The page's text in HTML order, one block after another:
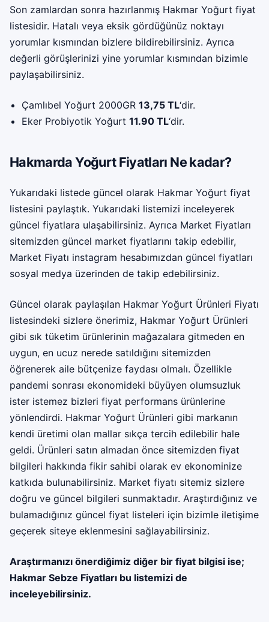
Son zamlardan sonra hazırlanmış Hakmar Yoğurt fiyat
listesidir. Hatalı veya eksik gördüğünüz noktayı
yorumlar kısmından bizlere bildirebilirsiniz. Ayrıca
değerli görüşlerinizi yine yorumlar kısmından bizimle
paylaşabilirsiniz.
Çamlıbel Yoğurt 2000GR 13,75 TL‘dir.
Eker Probiyotik Yoğurt 11.90 TL‘dir.
Hakmarda Yoğurt Fiyatları Ne kadar?
Yukarıdaki listede güncel olarak Hakmar Yoğurt fiyat
listesini paylaştık. Yukarıdaki listemizi inceleyerek
güncel fiyatlara ulaşabilirsiniz. Ayrıca Market Fiyatları
sitemizden güncel market fiyatlarını takip edebilir,
Market Fiyatı instagram hesabımızdan güncel fiyatları
sosyal medya üzerinden de takip edebilirsiniz.
Güncel olarak paylaşılan Hakmar Yoğurt Ürünleri Fiyatı
listesindeki sizlere önerimiz, Hakmar Yoğurt Ürünleri
gibi sık tüketim ürünlerinin mağazalara gitmeden en
uygun, en ucuz nerede satıldığını sitemizden
öğrenerek aile bütçenize faydası olmalı. Özellikle
pandemi sonrası ekonomideki büyüyen olumsuzluk
ister istemez bizleri fiyat performans ürünlerine
yönlendirdi. Hakmar Yoğurt Ürünleri gibi markanın
kendi üretimi olan mallar sıkça tercih edilebilir hale
geldi. Ürünleri satın almadan önce sitemizden fiyat
bilgileri hakkında fikir sahibi olarak ev ekonominize
katkıda bulunabilirsiniz. Market fiyatı sitemiz sizlere
doğru ve güncel bilgileri sunmaktadır. Araştırdığınız ve
bulamadığınız güncel fiyat listeleri için bizimle iletişime
geçerek siteye eklenmesini sağlayabilirsiniz.
Araştırmanızı önerdiğimiz diğer bir fiyat bilgisi ise;
Hakmar Sebze Fiyatları bu listemizi de
inceleyebilirsiniz.